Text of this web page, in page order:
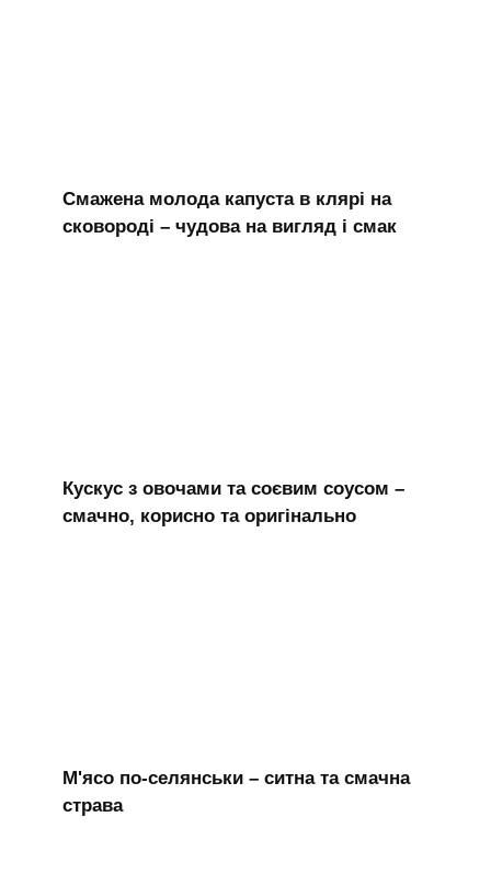
Смажена молода капуста в клярі на
сковороді – чудова на вигляд і смак
Кускус з овочами та соєвим соусом –
смачно, корисно та оригінально
М'ясо по-селянськи – ситна та смачна
страва